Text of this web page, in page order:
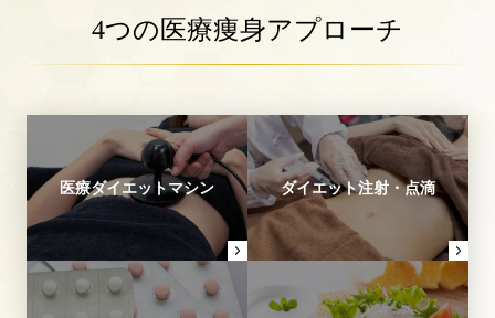
4つの医療痩身アプローチ
医療ダイエットマシン ダイエット注射・点滴